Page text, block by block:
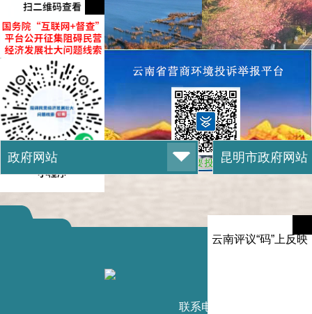
云南评议“码”上反映
联系电话：0871-